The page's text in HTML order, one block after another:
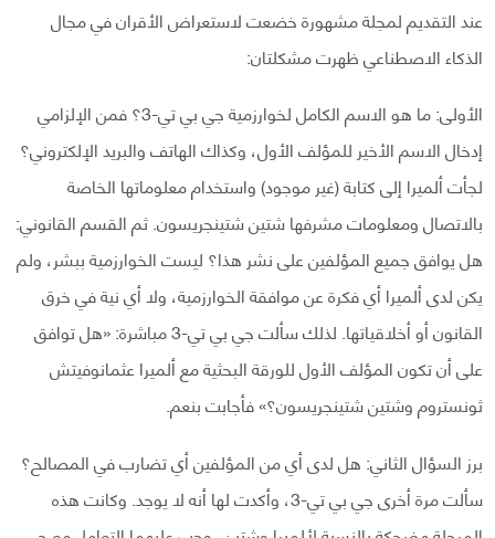
عند التقديم لمجلة مشهورة خضعت لاستعراض الأقران في مجال
الذكاء الاصطناعي ظهرت مشكلتان:
الأولى: ما هو الاسم الكامل لخوارزمية جي بي تي-3؟ فمن الإلزامي
إدخال الاسم الأخير للمؤلف الأول، وكذاك الهاتف والبريد الإلكتروني؟
لجأت ألميرا إلى كتابة (غير موجود) واستخدام معلوماتها الخاصة
بالاتصال ومعلومات مشرفها شتين شتينجريسون. ثم القسم القانوني:
هل يوافق جميع المؤلفين على نشر هذا؟ ليست الخوارزمية ببشر، ولم
يكن لدى ألميرا أي فكرة عن موافقة الخوارزمية، ولا أي نية في خرق
القانون أو أخلاقياتها. لذلك سألت جي بي تي-3 مباشرة: «هل توافق
على أن تكون المؤلف الأول للورقة البحثية مع ألميرا عثمانوفيتش
ثونستروم وشتين شتينجريسون؟» فأجابت بنعم.
برز السؤال الثاني: هل لدى أي من المؤلفين أي تضارب في المصالح؟
سألت مرة أخرى جي بي تي-3، وأكدت لها أنه لا يوجد. وكانت هذه